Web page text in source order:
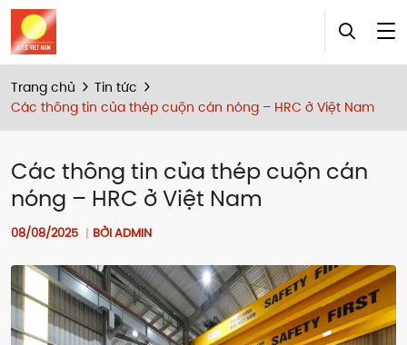
Trang chủ
Tin tức
Các thông tin của thép cuộn cán nóng – HRC ở Việt Nam
Các thông tin của thép cuộn cán
nóng – HRC ở Việt Nam
08/08/2025 BỞI ADMIN